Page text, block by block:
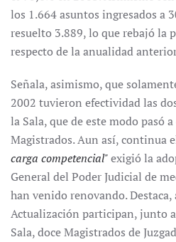
los 1.664 asuntos ingresados a
resuelto 3.889, lo que rebajó la
respecto de la anualidad
Señala, asimismo, que
2002 tuvieron efectividad las
la Sala, que de este modo pasó
Magistrados. Aun así, continua
carga competencial"exigió la
General del Poder Judicial de
han venido renovando.
Actualización participan, junto
Sala, doce Magistrados de